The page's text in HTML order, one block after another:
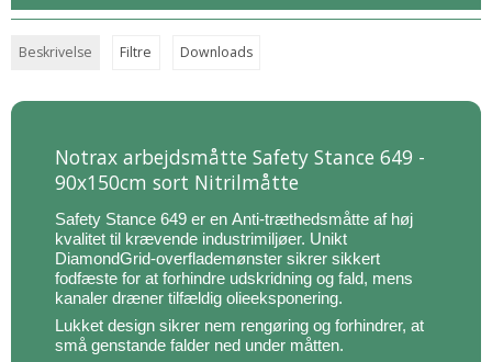
Beskrivelse Filtre Downloads
Notrax arbejdsmåtte Safety Stance 649 -
90x150cm sort Nitrilmåtte
Safety Stance 649 er en Anti-træthedsmåtte af høj
kvalitet til krævende industrimiljøer. Unikt
DiamondGrid-overflademønster sikrer sikkert
fodfæste for at forhindre udskridning og fald, mens
kanaler dræner tilfældig olieeksponering.
Lukket design sikrer nem rengøring og forhindrer, at
små genstande falder ned under måtten.